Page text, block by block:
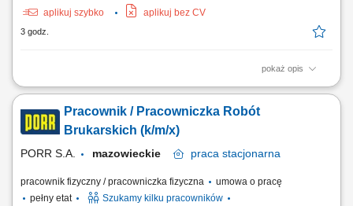
aplikuj szybko
aplikuj bez CV
3 godz.
pokaż opis
Opis stanowiska: Prowadzenie prac spawalniczych metodą 135 z
odczytywanie rzutów oraz specyfikacji z rysunków technicznych przed
przystąpieniem do łączenia elementów. Weryfikowanie ciągłości oraz
Pracownik / Pracowniczka Robót
Brukarskich (k/m/x)
PORR S.A. mazowieckie praca stacjonarna
pracownik fizyczny / pracowniczka fizyczna
umowa o pracę
pełny etat
Szukamy kilku pracowników